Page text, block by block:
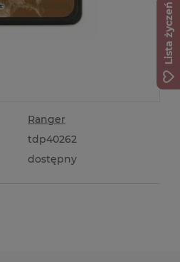
Ranger
tdp40262
dostępny
Lista życzeń